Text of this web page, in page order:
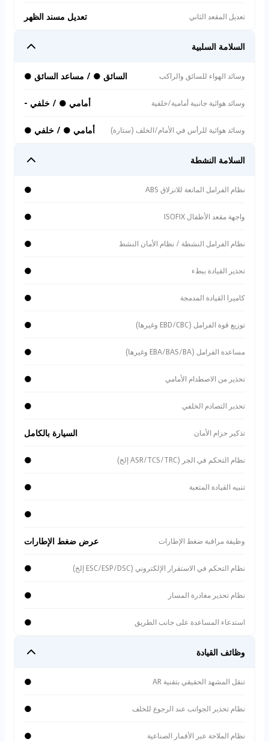
تعديل المقعد الثاني تعديل مسند الظهر
السلامة السلبية
وسائد الهواء للسائق والراكب السائق ● / مساعد السائق ●
وسائد هوائية جانبية أمامية/خلفية أمامي ● / خلفي -
وسائد هوائية للرأس في الأمام/الخلف (ستارة) أمامي ● / خلفي ●
السلامة النشطة
نظام الفرامل المانعة للانزلاق ABS ●
واجهة مقعد الأطفال ISOFIX ●
نظام الفرامل النشطة / نظام الأمان النشط ●
تحذير القيادة ببطء ●
كاميرا القيادة المدمجة ●
توزيع قوة الفرامل (EBD/CBC وغيرها) ●
مساعدة الفرامل (EBA/BAS/BA وغيرها) ●
تحذير من الاصطدام الأمامي ●
تحذير التصادم الخلفي ●
تذكير حزام الأمان السيارة بالكامل
نظام التحكم في الجر (ASR/TCS/TRC إلخ) ●
تنبيه القيادة المتعبة ●
●
وظيفة مراقبة ضغط الإطارات عرض ضغط الإطارات
نظام التحكم في الاستقرار الإلكتروني (ESC/ESP/DSC إلخ) ●
نظام تحذير مغادرة المسار ●
استدعاء المساعدة على جانب الطريق ●
وظائف القيادة
تنقل المشهد الحقيقي بتقنية AR ●
نظام تحذير الجوانب عند الرجوع للخلف ●
نظام الملاحة عبر الأقمار الصناعية ●